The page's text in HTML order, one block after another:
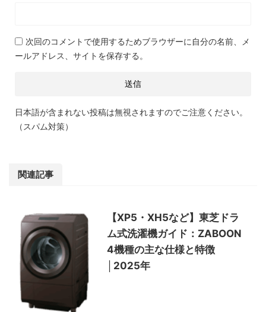
次回のコメントで使用するためブラウザーに自分の名前、メ
ールアドレス、サイトを保存する。
日本語が含まれない投稿は無視されますのでご注意ください。
（スパム対策）
関連記事
【XP5・XH5など】東芝ドラ
ム式洗濯機ガイド：ZABOON
4機種の主な仕様と特徴
│2025年